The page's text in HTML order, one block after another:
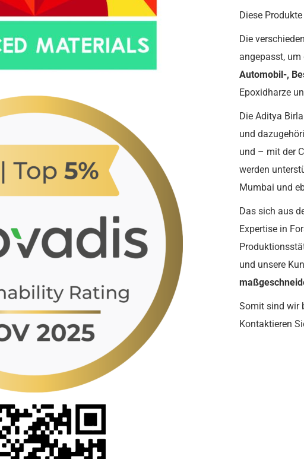
Diese
Die
angepasst,
Automobil-,
Epoxidharze
Die Aditya
und
und – mit der
werden
Mumbai und
Das sich aus
Expertise in
und unsere
Somit sind wir
Kontaktieren